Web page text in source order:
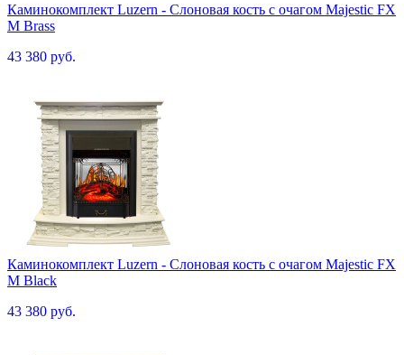
Каминокомплект Luzern - Слоновая кость с очагом Majestic FX
M Brass
43 380 руб.
Каминокомплект Luzern - Слоновая кость с очагом Majestic FX
M Black
43 380 руб.